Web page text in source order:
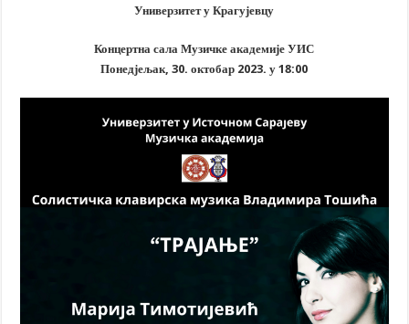
Универзитет у Крагујевцу
Концертна сала Музичке академије УИС
Понедјељак, 30. октобар 2023. у 18:00